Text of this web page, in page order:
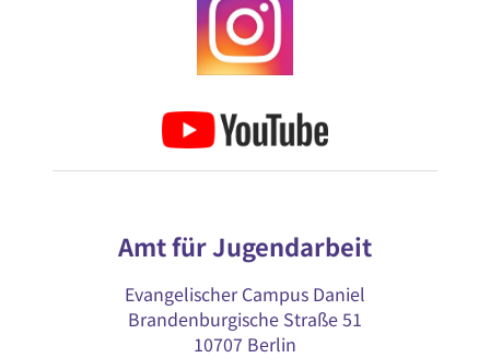
Amt für Jugendarbeit
Evangelischer Campus Daniel
Brandenburgische Straße 51
10707 Berlin